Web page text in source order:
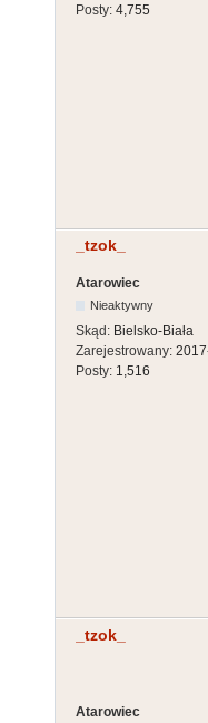
Posty: 4,755
_tzok_
Atarowiec
Nieaktywny
Skąd: Bielsko-Biała
Zarejestrowany:
Posty: 1,516
_tzok_
Atarowiec